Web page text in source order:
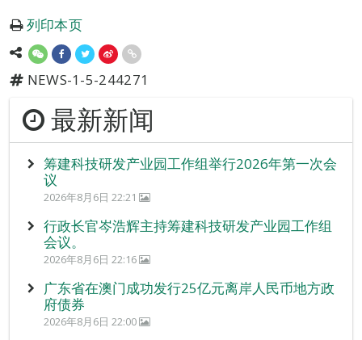
列印本页
NEWS-1-5-244271
最新新闻
筹建科技研发产业园工作组举行2026年第一次会
议
2026年8月6日 22:21
行政长官岑浩辉主持筹建科技研发产业园工作组
会议。
2026年8月6日 22:16
广东省在澳门成功发行25亿元离岸人民币地方政
府债券
2026年8月6日 22:00